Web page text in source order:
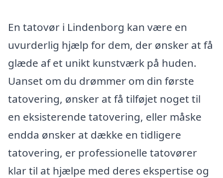
En tatovør i Lindenborg kan være en
uvurderlig hjælp for dem, der ønsker at få
glæde af et unikt kunstværk på huden.
Uanset om du drømmer om din første
tatovering, ønsker at få tilføjet noget til
en eksisterende tatovering, eller måske
endda ønsker at dække en tidligere
tatovering, er professionelle tatovører
klar til at hjælpe med deres ekspertise og